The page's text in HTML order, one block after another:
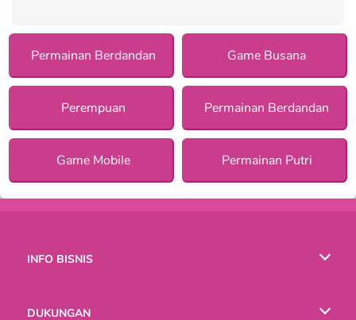
Permainan Berdandan Game Busana
Perempuan Permainan Berdandan
Game Mobile Permainan Putri
INFO BISNIS
DUKUNGAN